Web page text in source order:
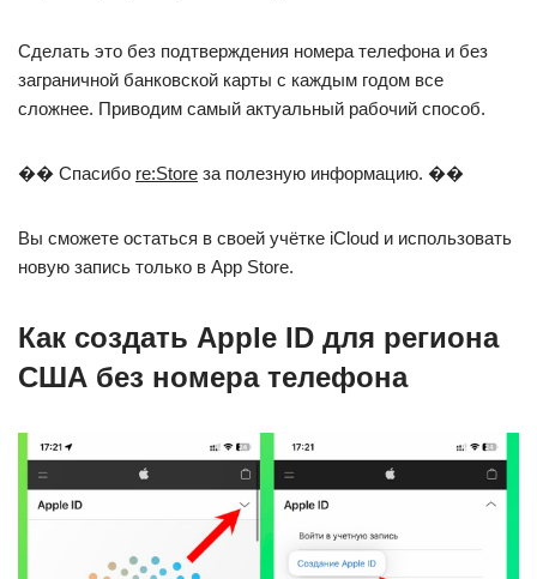
Сделать это без подтверждения номера телефона и без
заграничной банковской карты с каждым годом все
сложнее. Приводим самый актуальный рабочий способ.
�� Спасибо re:Store за полезную информацию. ��
Вы сможете остаться в своей учётке iCloud и использовать
новую запись только в App Store.
Как создать Apple ID для региона
США без номера телефона